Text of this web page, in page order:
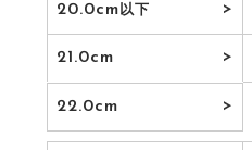
20.0cm以下
21.0cm
22.0cm